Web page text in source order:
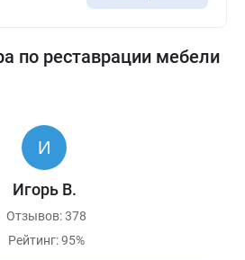
по реставрации мебели
Игорь В.
Отзывов: 378
Рейтинг: 95%